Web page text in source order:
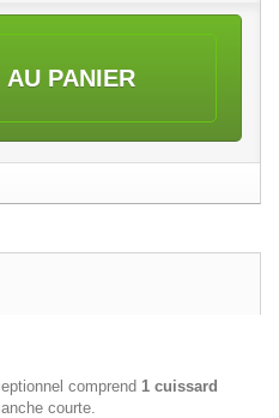
PANIER
comprend 1 cuissard
courte.